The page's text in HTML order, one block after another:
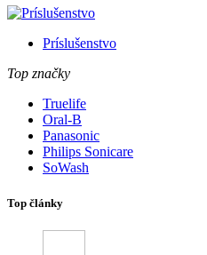
Príslušenstvo
Top značky
Truelife
Oral-B
Panasonic
Philips Sonicare
SoWash
Top články